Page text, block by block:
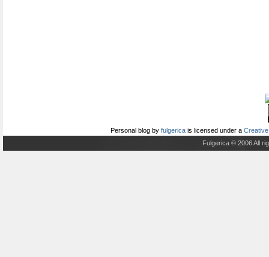
Personal blog by fulgerica is licensed under a
Fulgerica © 2006 All